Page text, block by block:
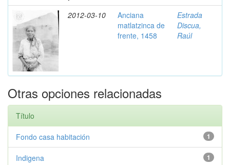
2012-03-10
Anciana
matlatzinca de
frente, 1458
Estrada
Discua,
Raúl
Otras opciones relacionadas
Título
1
Fondo casa habitación
1
Indigena